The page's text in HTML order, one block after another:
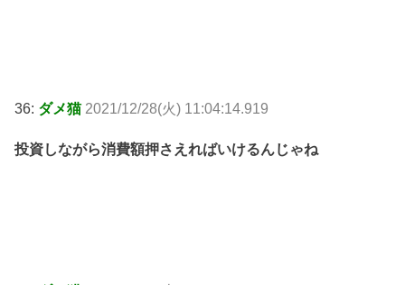
36: ダメ猫 2021/12/28(火) 11:04:14.919
投資しながら消費額押さえればいけるんじゃね